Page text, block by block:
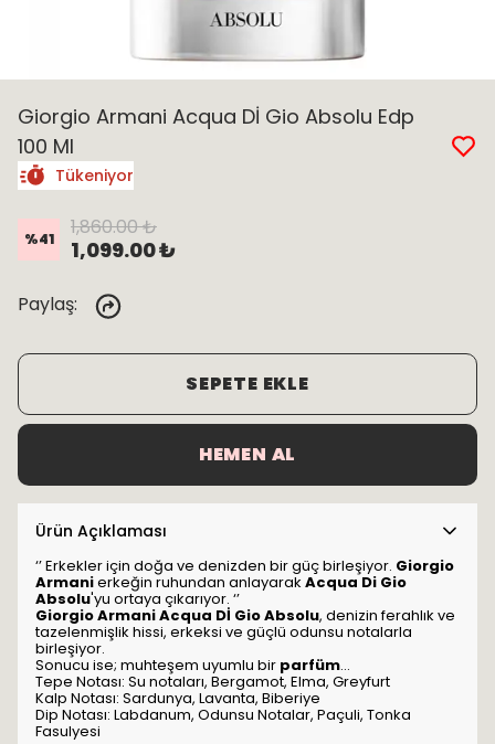
Giorgio Armani Acqua Dİ Gio Absolu Edp
100 Ml
Tükeniyor
%41 1,860.00 ₺
1,099.00 ₺
Paylaş:
SEPETE EKLE
HEMEN AL
Ürün Açıklaması
‘’ Erkekler için doğa ve denizden bir güç birleşiyor. Giorgio
Armanierkeğin ruhundan anlayarak Acqua Di Gio
Absolu'yu ortaya çıkarıyor. ‘’
Giorgio Armani Acqua Dİ Gio Absolu, denizin ferahlık ve
tazelenmişlik hissi, erkeksi ve güçlü odunsu notalarla
birleşiyor.
Sonucu ise; muhteşem uyumlu bir parfüm...
Tepe Notası: Su notaları, Bergamot, Elma, Greyfurt
Kalp Notası: Sardunya, Lavanta, Biberiye
Dip Notası: Labdanum, Odunsu Notalar, Paçuli, Tonka
Fasulyesi